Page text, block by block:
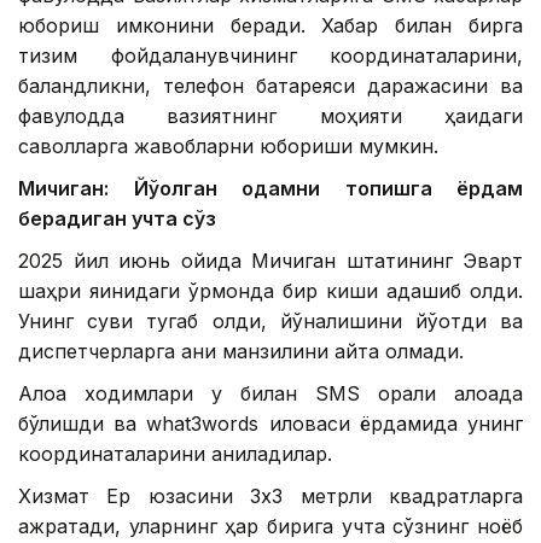
юбориш имконини беради. Хабар билан бирга
тизим фойдаланувчининг координаталарини,
баландликни, телефон батареяси даражасини ва
фавқулодда вазиятнинг моҳияти ҳақидаги
саволларга жавобларни юбориши мумкин.
Мичиган: Йўқолган одамни топишга ёрдам
берадиган учта сўз
2025 йил июнь ойида Мичиган штатининг Эварт
шаҳри яқинидаги ўрмонда бир киши адашиб қолди.
Унинг суви тугаб қолди, йўналишини йўқотди ва
диспетчерларга аниқ манзилини айта олмади.
Алоқа ходимлари у билан SМS орқали алоқада
бўлишди ва what3words иловаси ёрдамида унинг
координаталарини аниқладилар.
Хизмат Ер юзасини 3х3 метрли квадратларга
ажратади, уларнинг ҳар бирига учта сўзнинг ноёб